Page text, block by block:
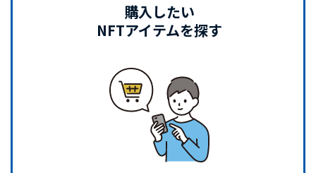
購入したい
NFTアイテムを探す